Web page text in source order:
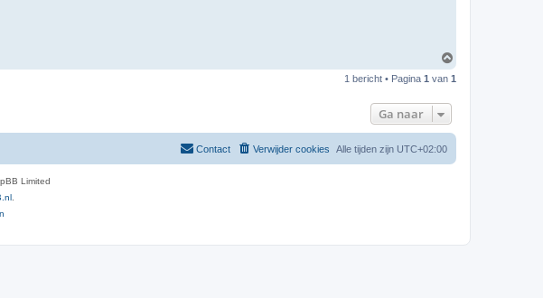
h
1 bericht • Pagina 1 van 1
Ga naar
Alle tijden zijn UTC+02:00
Verwijder cookies
Contact
Limited